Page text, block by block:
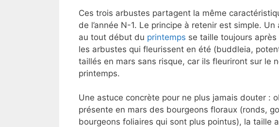
Ces trois arbustes partagent la même
de l’année N-1. Le principe à retenir est simple.
au tout début du printemps se taille toujours après
les arbustes qui fleurissent en été (buddleia,
taillés en mars sans risque, car ils fleuriront sur le
printemps.
Une astuce concrète pour ne plus jamais douter :
présente en mars des bourgeons floraux (ronds,
bourgeons foliaires qui sont plus pointus), la taille